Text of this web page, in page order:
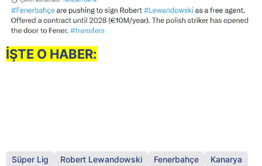
İŞTE O HABER:
Süper Lig Robert Lewandowski Fenerbahçe Kanarya